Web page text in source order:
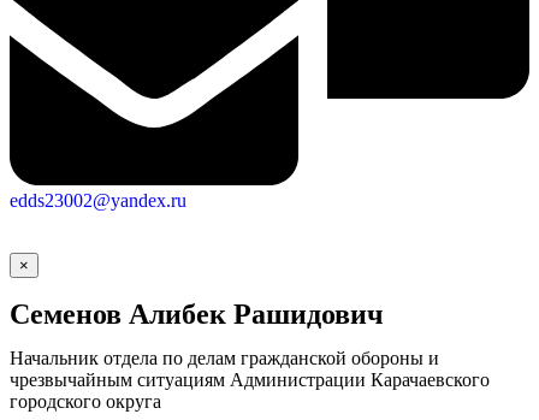
edds23002@yandex.ru
×
Семенов Алибек Рашидович
Начальник отдела по делам гражданской обороны и
чрезвычайным ситуациям Администрации Карачаевского
городского округа